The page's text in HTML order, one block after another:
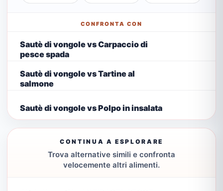
CONFRONTA CON
Sautè di vongole vs Carpaccio di
pesce spada
Sautè di vongole vs Tartine al
salmone
Sautè di vongole vs Polpo in insalata
CONTINUA A ESPLORARE
Trova alternative simili e confronta
velocemente altri alimenti.